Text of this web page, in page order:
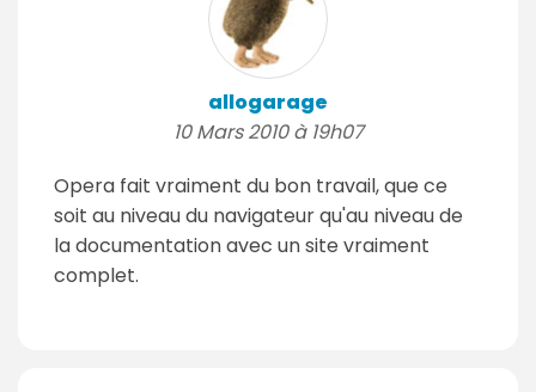
allogarage
10 Mars 2010 à 19h07
Opera fait vraiment du bon travail, que ce
soit au niveau du navigateur qu'au niveau de
la documentation avec un site vraiment
complet.